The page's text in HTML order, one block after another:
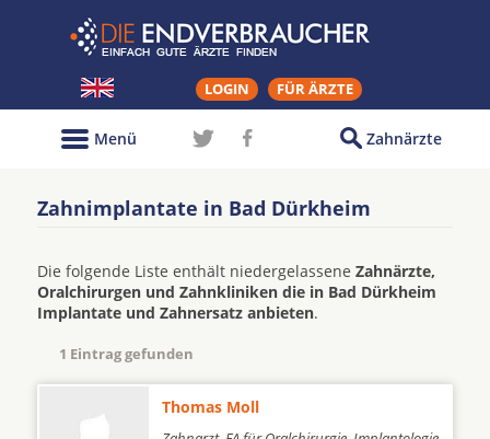
LOGIN FÜR ÄRZTE
Zahnärzte
Menü
Zahnimplantate in Bad Dürkheim
Die folgende Liste enthält niedergelassene Zahnärzte,
Oralchirurgen und Zahnkliniken die in Bad Dürkheim
Implantate und Zahnersatz anbieten.
1 Eintrag gefunden
Thomas Moll